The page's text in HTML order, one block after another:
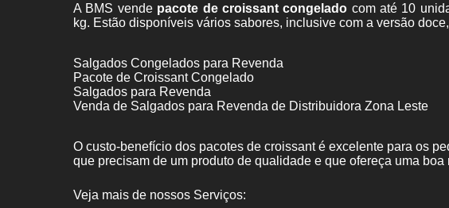
A BMS vende pacote de croissant congelado com até 10
kg. Estão disponíveis vários sabores, inclusive com a versão
Salgados Congelados para Revenda
Pacote de Croissant Congelado
Salgados para Revenda
Venda de Salgados para Revenda de Distribuidora Zona Leste
O custo-benefício dos pacotes de croissant é excelente para os
que precisam de um produto de qualidade e que ofereça uma boa
Veja mais de nossos Serviços: